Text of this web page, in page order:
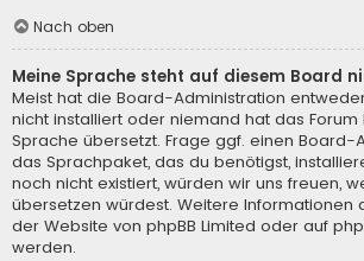
Nach oben
Meine Sprache steht auf diesem Board
Meist hat die Board-Administration
nicht installiert oder niemand hat das
Sprache übersetzt. Frage ggf. einen Board-
das Sprachpaket, das du benötigst,
noch nicht existiert, würden wir uns freuen,
übersetzen würdest. Weitere Informationen
der Website von phpBB Limited oder auf
werden.